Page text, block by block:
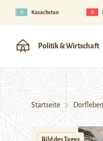
Kasachstan
Politik & Wirtschaft
Startseite Dorfleben
Bild des Tages